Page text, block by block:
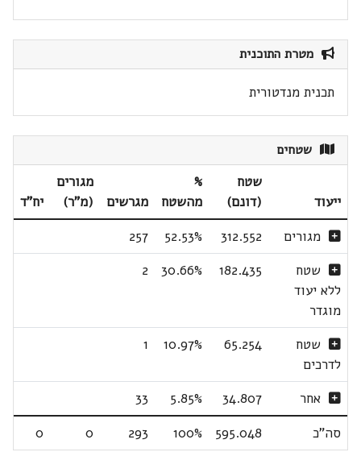
מטרת התוכנית
תכנית מנדטורית
שטחים
ייעוד
שטח
(דונם)
%
מהשטח
מגרשים
מגורים
(מ"ר)
יח"ד
מגורים
312.552
52.53%
257
שטח
ללא יעוד
מוגדר
182.435
30.66%
2
שטח
לדרכים
65.254
10.97%
1
אחר 34.807
5.85%
33
סה"כ
595.048
100%
293
0
0